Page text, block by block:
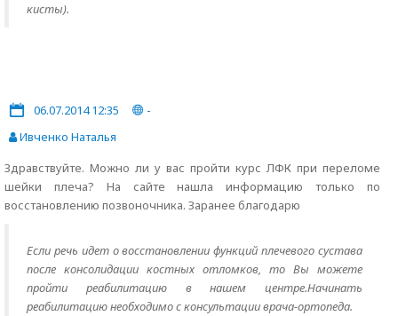
кисты).
06.07.2014 12:35
-
Ивченко Наталья
Здравствуйте. Можно ли у вас пройти курс ЛФК при переломе
шейки плеча? На сайте нашла информацию только по
восстановлению позвоночника. Заранее благодарю
Если речь идет о восстановлении функций плечевого сустава
после консолидации костных отломков, то Вы можете
пройти реабилитацию в нашем центре.Начинать
реабилитацию необходимо с консультации врача-ортопеда.